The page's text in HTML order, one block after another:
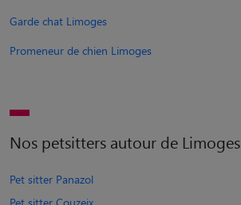
Garde chat Limoges
Promeneur de chien Limoges
Nos petsitters autour de Limoges
Pet sitter Panazol